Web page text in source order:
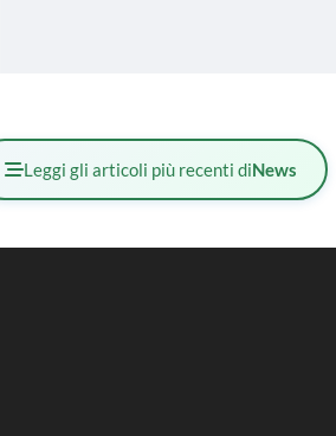
Leggi gli articoli più recenti diNews